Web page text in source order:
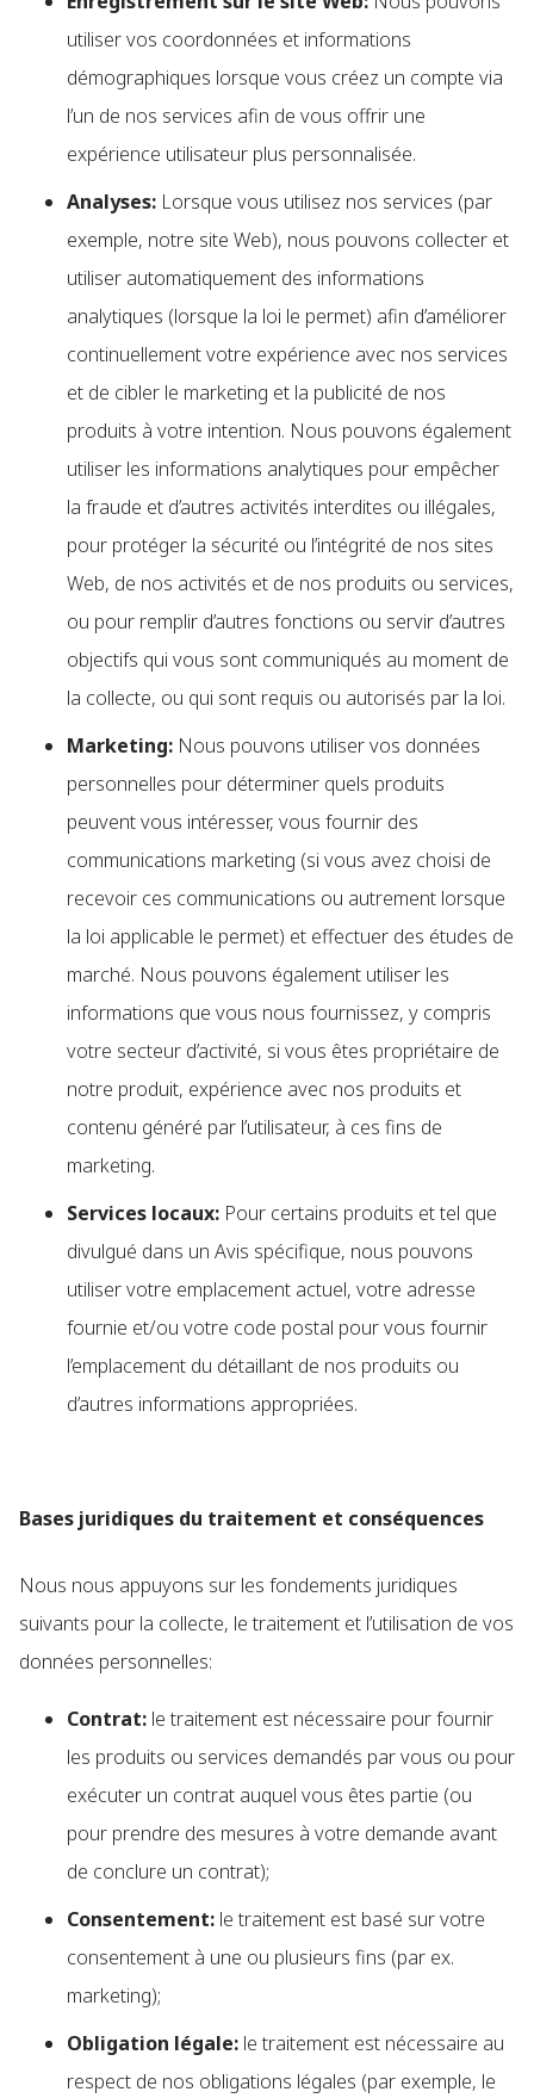
utiliser vos coordonnées et informations
démographiques lorsque vous créez un compte via
l’un de nos services afin de vous offrir une
expérience utilisateur plus personnalisée.
Analyses: Lorsque vous utilisez nos services (par
exemple, notre site Web), nous pouvons collecter et
utiliser automatiquement des informations
analytiques (lorsque la loi le permet) afin d’améliorer
continuellement votre expérience avec nos services
et de cibler le marketing et la publicité de nos
produits à votre intention. Nous pouvons également
utiliser les informations analytiques pour empêcher
la fraude et d’autres activités interdites ou illégales,
pour protéger la sécurité ou l’intégrité de nos sites
Web, de nos activités et de nos produits ou services,
ou pour remplir d’autres fonctions ou servir d’autres
objectifs qui vous sont communiqués au moment de
la collecte, ou qui sont requis ou autorisés par la loi.
Marketing: Nous pouvons utiliser vos données
personnelles pour déterminer quels produits
peuvent vous intéresser, vous fournir des
communications marketing (si vous avez choisi de
recevoir ces communications ou autrement lorsque
la loi applicable le permet) et effectuer des études de
marché. Nous pouvons également utiliser les
informations que vous nous fournissez, y compris
votre secteur d’activité, si vous êtes propriétaire de
notre produit, expérience avec nos produits et
contenu généré par l’utilisateur, à ces fins de
marketing.
Services locaux: Pour certains produits et tel que
divulgué dans un Avis spécifique, nous pouvons
utiliser votre emplacement actuel, votre adresse
fournie et/ou votre code postal pour vous fournir
l’emplacement du détaillant de nos produits ou
d’autres informations appropriées.
Bases juridiques du traitement et conséquences
Nous nous appuyons sur les fondements juridiques
suivants pour la collecte, le traitement et l’utilisation de vos
données personnelles:
Contrat: le traitement est nécessaire pour fournir
les produits ou services demandés par vous ou pour
exécuter un contrat auquel vous êtes partie (ou
pour prendre des mesures à votre demande avant
de conclure un contrat);
Consentement: le traitement est basé sur votre
consentement à une ou plusieurs fins (par ex.
marketing);
Obligation légale: le traitement est nécessaire au
respect de nos obligations légales (par exemple, le